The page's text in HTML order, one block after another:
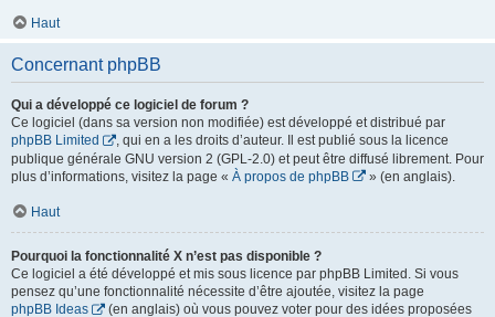
Haut
Concernant phpBB
Qui a développé ce logiciel de forum ?
Ce logiciel (dans sa version non modifiée) est développé et distribué par
phpBB Limited
, qui en a les droits d’auteur. Il est publié sous la licence
publique générale GNU version 2 (GPL-2.0) et peut être diffusé librement. Pour
plus d’informations, visitez la page « À propos de phpBB » (en anglais).
Haut
Pourquoi la fonctionnalité X n’est pas disponible ?
Ce logiciel a été développé et mis sous licence par phpBB Limited. Si vous
pensez qu’une fonctionnalité nécessite d’être ajoutée, visitez la page
phpBB Ideas
(en anglais) où vous pouvez voter pour des idées proposées